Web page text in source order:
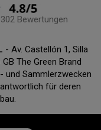
Bewertungen
- Av. Castellón 1, Silla
The Green Brand
und Sammlerzwecken
für deren